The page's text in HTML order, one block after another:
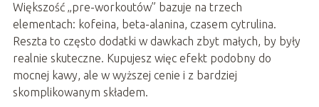
Większość „pre-workoutów” bazuje na trzech
elementach: kofeina, beta-alanina, czasem cytrulina.
Reszta to często dodatki w dawkach zbyt małych, by były
realnie skuteczne. Kupujesz więc efekt podobny do
mocnej kawy, ale w wyższej cenie i z bardziej
skomplikowanym składem.